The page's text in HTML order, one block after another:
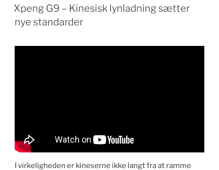
DEN
Xpeng G9 – Kinesisk lynladning sætter
nye standarder
I virkeligheden er kineserne ikke langt fra at ramme